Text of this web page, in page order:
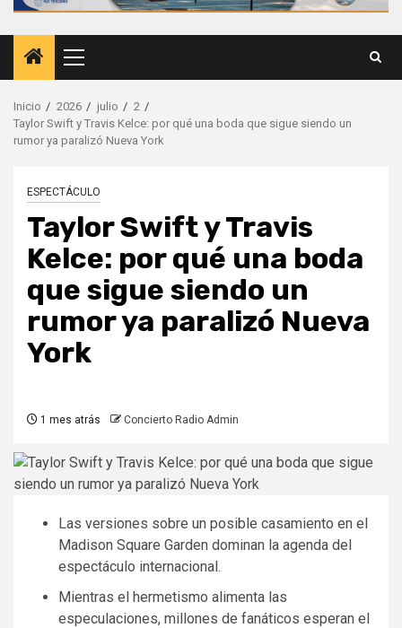
Menú
principal
Inicio 2026 julio
2
Taylor Swift y Travis Kelce: por qué una boda que sigue siendo un
rumor ya paralizó Nueva York
ESPECTÁCULO
Taylor Swift y Travis
Kelce: por qué una boda
que sigue siendo un
rumor ya paralizó Nueva
York
1 mes atrás Concierto Radio Admin
Las versiones sobre un posible casamiento en el
Madison Square Garden dominan la agenda del
espectáculo internacional.
Mientras el hermetismo alimenta las
especulaciones, millones de fanáticos esperan el